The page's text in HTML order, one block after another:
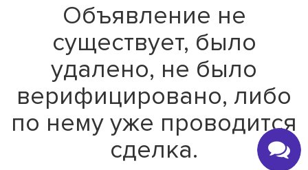
Объявление не
существует, было
удалено, не было
верифицировано, либо
по нему уже проводится
сделка.